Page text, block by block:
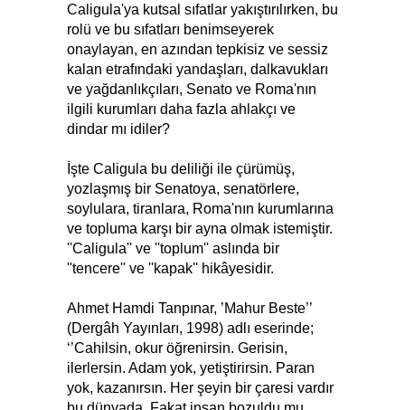
Caligula'ya kutsal sıfatlar yakıştırılırken, bu
rolü ve bu sıfatları benimseyerek
onaylayan, en azından tepkisiz ve sessiz
kalan etrafındaki yandaşları, dalkavukları
ve yağdanlıkçıları, Senato ve Roma'nın
ilgili kurumları daha fazla ahlakçı ve
dindar mı idiler?
İşte Caligula bu deliliği ile çürümüş,
yozlaşmış bir Senatoya, senatörlere,
soylulara, tiranlara, Roma'nın kurumlarına
ve topluma karşı bir ayna olmak istemiştir.
''Caligula'' ve ''toplum'' aslında bir
''tencere'' ve ''kapak'' hikâyesidir.
Ahmet Hamdi Tanpınar, ’Mahur Beste’’
(Dergâh Yayınları, 1998) adlı eserinde;
‘’Cahilsin, okur öğrenirsin. Gerisin,
ilerlersin. Adam yok, yetiştirirsin. Paran
yok, kazanırsın. Her şeyin bir çaresi vardır